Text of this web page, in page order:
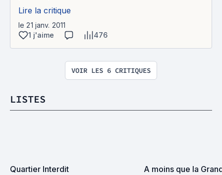
Lire la critique
le 21 janv. 2011
1 j'aime
476
VOIR LES 6 CRITIQUES
LISTES
Quartier Interdit
A moins que la